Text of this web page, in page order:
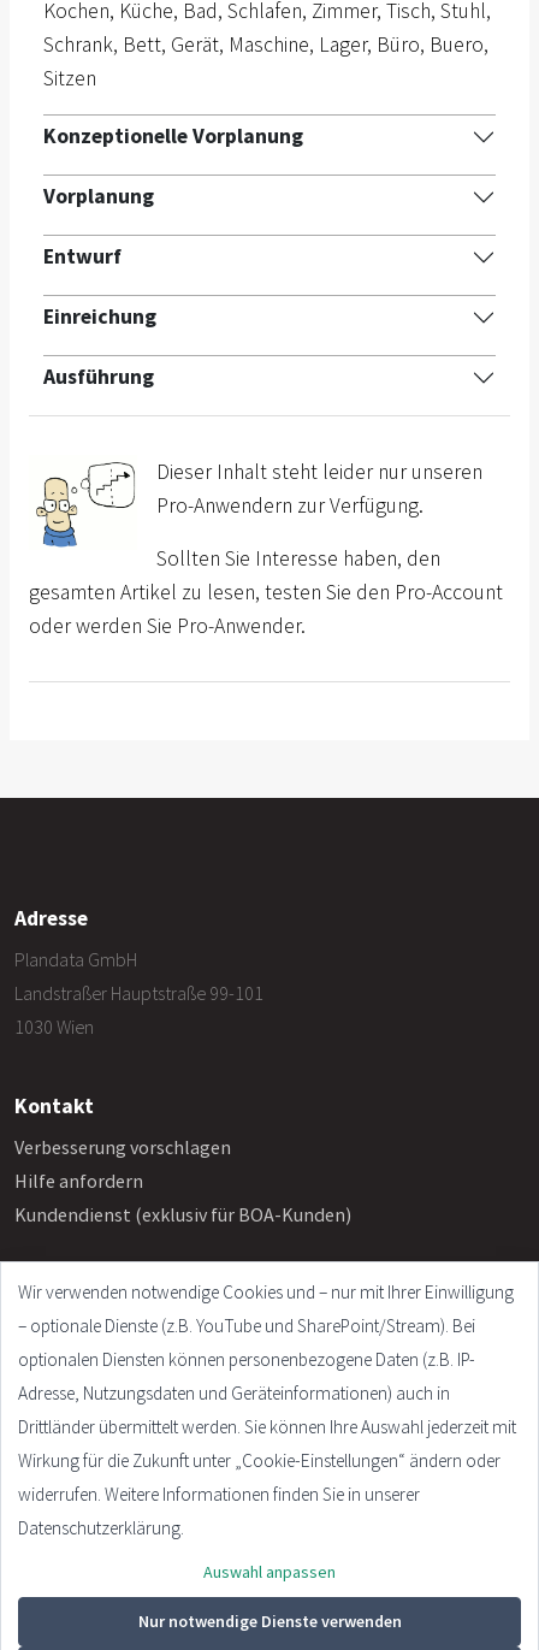
Kochen, Küche, Bad, Schlafen, Zimmer, Tisch, Stuhl,
Schrank, Bett, Gerät, Maschine, Lager, Büro, Buero,
Sitzen
Konzeptionelle Vorplanung
Vorplanung
Entwurf
Einreichung
Ausführung
Dieser Inhalt steht leider nur unseren
Pro-Anwendern zur Verfügung.
Sollten Sie Interesse haben, den
gesamten Artikel zu lesen, testen Sie den Pro-Account
oder werden Sie Pro-Anwender.
Adresse
Plandata GmbH
Landstraßer Hauptstraße 99-101
1030 Wien
Kontakt
Verbesserung vorschlagen
Hilfe anfordern
Kundendienst (exklusiv für BOA-Kunden)
Info
Häufige Fragen
Impressum
AGB
Datenschutzerklärung
Cookie Settings
© 2026 - Plandata GmbH. All rights reserved.
Design:HTML5 UP
Wir verwenden notwendige Cookies und – nur mit Ihrer Einwilligung
– optionale Dienste (z.B. YouTube und SharePoint/Stream). Bei
optionalen Diensten können personenbezogene Daten (z.B. IP-
Adresse, Nutzungsdaten und Geräteinformationen) auch in
Drittländer übermittelt werden. Sie können Ihre Auswahl jederzeit mit
Wirkung für die Zukunft unter „Cookie-Einstellungen“ ändern oder
widerrufen. Weitere Informationen finden Sie in unserer
Datenschutzerklärung.
Auswahl anpassen
Nur notwendige Dienste verwenden